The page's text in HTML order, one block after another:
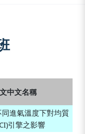
中文名稱
進氣溫度下對均質
引擎之影響